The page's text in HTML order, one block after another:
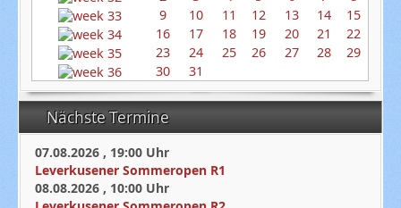
9
10 11 12 13 14
15
16
17 18 19 20 21
22
23
24 25 26 27 28
29
30
31
Nächste Termine
07.08.2026 , 19:00 Uhr
Leverkusener Sommeropen R1
08.08.2026 , 10:00 Uhr